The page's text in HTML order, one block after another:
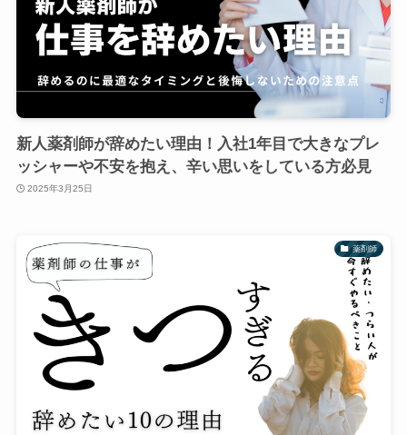
新人薬剤師が辞めたい理由！入社1年目で大きなプレ
ッシャーや不安を抱え、辛い思いをしている方必見
2025年3月25日
薬剤師